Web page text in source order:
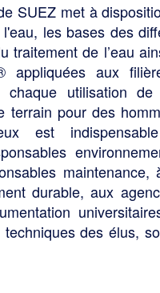
SUEZ met à
les bases des
traitement de l’eau
appliquées aux
utilisation de
terrain pour des
est
maintenance,
durable, aux
des élus,